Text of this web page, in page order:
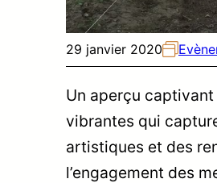
29 janvier 2020
Un aperçu
vibrantes qui
artistiques et des
l’engagement des